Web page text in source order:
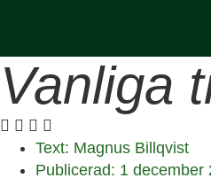
Vanliga
Text: Magnus Billqvist
Publicerad: 1 december